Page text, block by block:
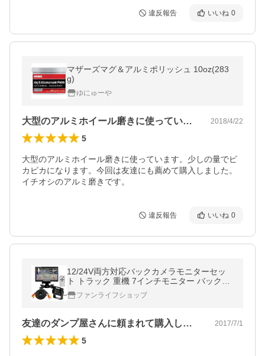
違反報告 いいね 0
マザーズマグ＆アルミポリッシュ 10oz(283
g)
ゆにゅーや
大型のアルミホイール磨きに使っています… 2018/4/22
5
大型のアルミホイール磨きに使っています。少しの量でピ
カピカになります。今回は友達にも薦めて購入しました。
イチオシのアルミ磨きです。
違反報告 いいね 0
12/24V両方対応バックカメラモニターセッ
ト トラック 重機 7インチモニター バックカ
メラ 延長ケーブルセット ガイドラインあり
OMT71SET
ファンライフショップ
友達のダンプ屋さんに頼まれて購入しまし… 2017/7/1
5